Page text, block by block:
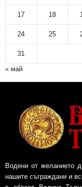
17 18
24 25
31
« май
Водени от желанието
нашите съграждани и